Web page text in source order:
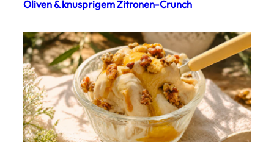
Oliven & knusprigem Zitronen-Crunch